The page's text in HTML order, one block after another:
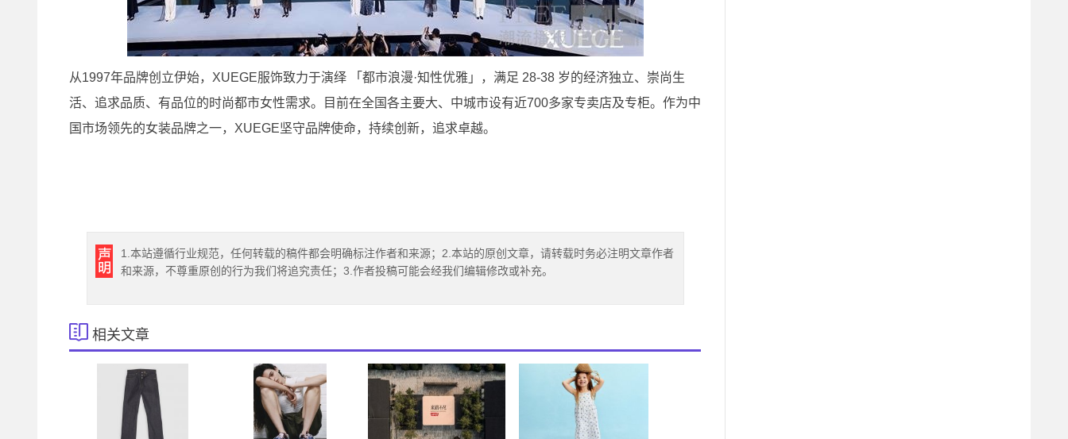
从1997年品牌创立伊始，XUEGE服饰致力于演绎 「都市浪漫·知性优雅」，满足 28-38 岁的经济独立、崇尚生
活、追求品质、有品位的时尚都市女性需求。目前在全国各主要大、中城市设有近700多家专卖店及专柜。作为中
国市场领先的女装品牌之一，XUEGE坚守品牌使命，持续创新，追求卓越。
1.本站遵循行业规范，任何转载的稿件都会明确标注作者和来源；2.本站的原创文章，请转载时务必注明文章作者
和来源，不尊重原创的行为我们将追究责任；3.作者投稿可能会经我们编辑修改或补充。
相关文章